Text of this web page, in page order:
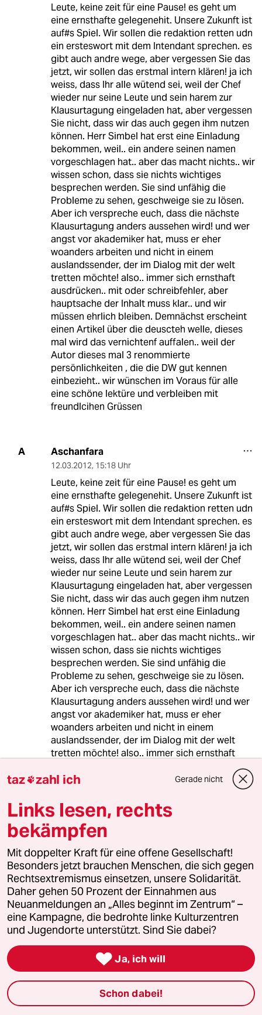
Leute, keine zeit für eine Pause! es geht um
eine ernsthafte gelegenehit. Unsere Zukunft ist
auf#s Spiel. Wir sollen die redaktion retten udn
ein ersteswort mit dem Intendant sprechen. es
gibt auch andre wege, aber vergessen Sie das
jetzt, wir sollen das erstmal intern klären! ja ich
weiss, dass Ihr alle wütend sei, weil der Chef
wieder nur seine Leute und sein harem zur
Klausurtagung eingeladen hat, aber vergessen
Sie nicht, dass wir das auch gegen ihm nutzen
können. Herr Simbel hat erst eine Einladung
bekommen, weil.. ein andere seinen namen
vorgeschlagen hat.. aber das macht nichts.. wir
wissen schon, dass sie nichts wichtiges
besprechen werden. Sie sind unfähig die
Probleme zu sehen, geschweige sie zu lösen.
Aber ich verspreche euch, dass die nächste
Klausurtagung anders aussehen wird! und wer
angst vor akademiker hat, muss er eher
woanders arbeiten und nicht in einem
auslandssender, der im Dialog mit der welt
tretten möchte! also.. immer sich ernsthaft
ausdrücken.. mit oder schreibfehler, aber
hauptsache der Inhalt muss klar.. und wir
müssen ehrlich bleiben. Demnächst erscheint
einen Artikel über die deuscteh welle, dieses
mal wird das vernichtenf auffalen.. weil der
Autor dieses mal 3 renommierte
persönlichkeiten , die die DW gut kennen
einbezieht.. wir wünschen im Voraus für alle
eine schöne lektüre und verbleiben mit
freundlcihen Grüssen
A Aschanfara
12.03.2012, 15:18 Uhr
Leute, keine zeit für eine Pause! es geht um
eine ernsthafte gelegenehit. Unsere Zukunft ist
auf#s Spiel. Wir sollen die redaktion retten udn
ein ersteswort mit dem Intendant sprechen. es
gibt auch andre wege, aber vergessen Sie das
jetzt, wir sollen das erstmal intern klären! ja ich
weiss, dass Ihr alle wütend sei, weil der Chef
wieder nur seine Leute und sein harem zur
Klausurtagung eingeladen hat, aber vergessen
Sie nicht, dass wir das auch gegen ihm nutzen
können. Herr Simbel hat erst eine Einladung
bekommen, weil.. ein andere seinen namen
vorgeschlagen hat.. aber das macht nichts.. wir
wissen schon, dass sie nichts wichtiges
besprechen werden. Sie sind unfähig die
Probleme zu sehen, geschweige sie zu lösen.
Aber ich verspreche euch, dass die nächste
Klausurtagung anders aussehen wird! und wer
angst vor akademiker hat, muss er eher
woanders arbeiten und nicht in einem
auslandssender, der im Dialog mit der welt
tretten möchte! also.. immer sich ernsthaft
hauptsache der Inhalt muss klar.. und wir
müssen ehrlich bleiben. Demnächst erscheint
einen Artikel über die deuscteh welle, dieses
mal wird das vernichtenf auffalen.. weil der
Autor dieses mal 3 renommierte
persönlichkeiten , die die DW gut kennen
einbezieht.. wir wünschen im Voraus für alle
eine schöne lektüre und verbleiben mit
freundlcihen Grüssen
S Strumunddrang
Liebe Leserinnen und Lesern
Liebe Mitarbeiter der deustche Quelle
Heute, aus Gesundheitlichen Gründen: Pause!
taz zahl ich Gerade nicht
Links lesen, rechts
bekämpfen
Mit doppelter Kraft für eine offene Gesellschaft!
Besonders jetzt brauchen Menschen, die sich gegen
Rechtsextremismus einsetzen, unsere Solidarität.
Daher gehen 50 Prozent der Einnahmen aus
Neuanmeldungen an „Alles beginnt im Zentrum“ –
eine Kampagne, die bedrohte linke Kulturzentren
und Jugendorte unterstützt. Sind Sie dabei?
 Ja, ich will
Schon dabei!